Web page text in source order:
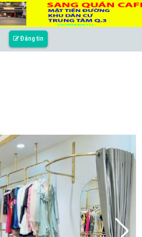
Đăng tin